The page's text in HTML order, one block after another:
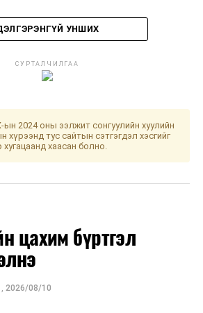
төлөвлөж буй иргэдийн
чиглэлд шууд нислэг үйлдэж
УНШИХ
СУРТАЛЧИЛГАА
2024 оны ээлжит сонгуулийн хуулийн
хүрээнд тус сайтын сэтгэгдэл хэсгийг
хугацаанд хаасан болно.
цахим бүртгэл
, 2026/08/10